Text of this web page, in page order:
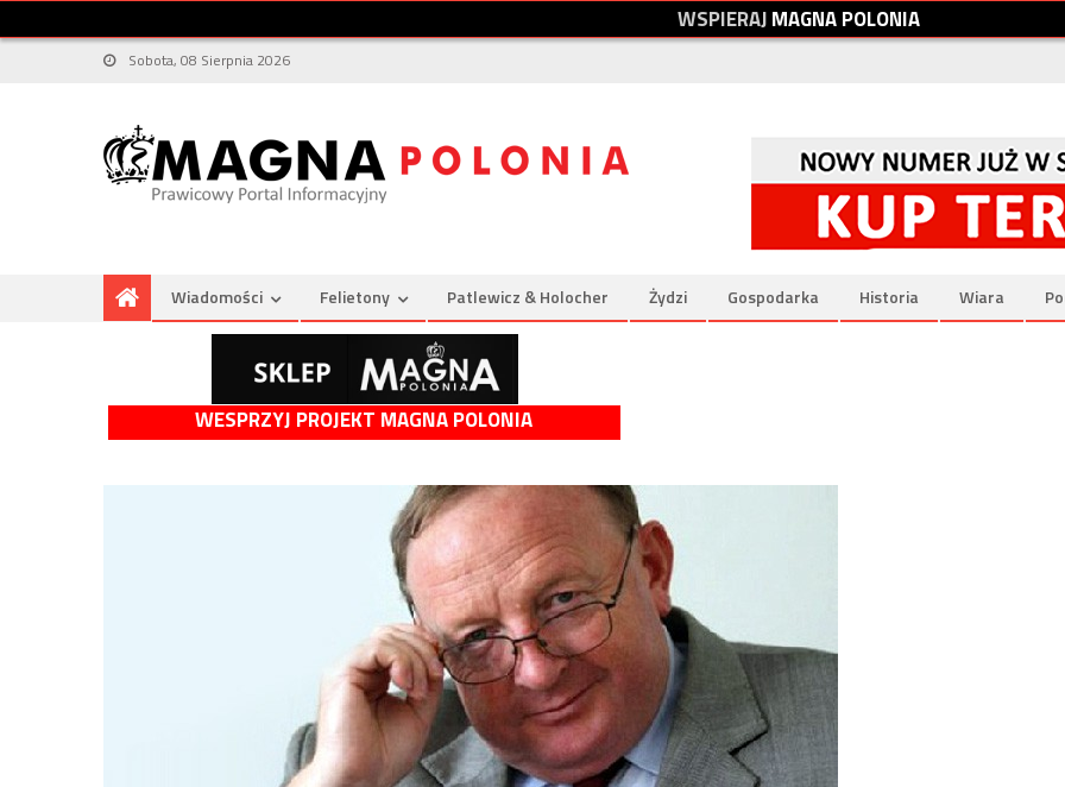
WSPIERAJMAGNAPOLONIA
Sobota, 08 Sierpnia 2026
Wiadomości Felietony Patlewicz & Holocher Żydzi Gospodarka Historia Wiara
WESPRZYJ PROJEKT MAGNA POLONIA